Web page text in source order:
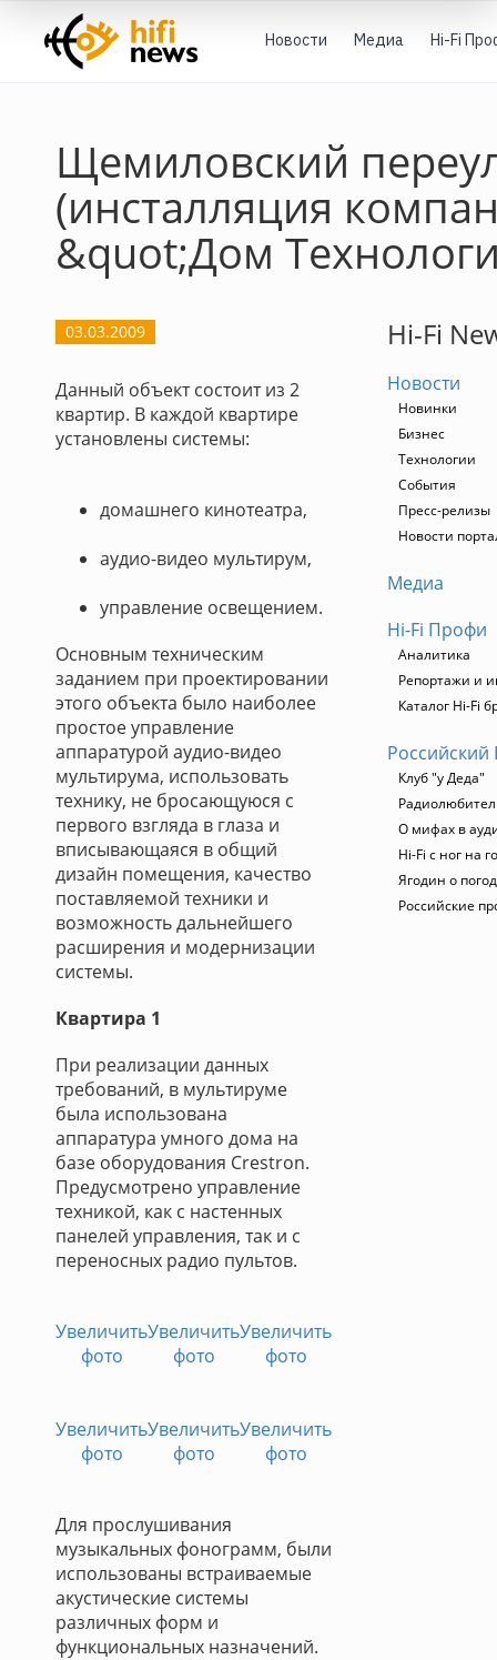
Новости Медиа Hi-Fi
Щемиловский
(инсталляция
&quot;Дом
03.03.2009
Данный объект состоит из 2
квартир. В каждой квартире
установлены системы:
домашнего кинотеатра,
аудио-видео мультирум,
управление освещением.
Основным техническим
заданием при проектировании
этого объекта было наиболее
простое управление
аппаратурой аудио-видео
мультирума, использовать
технику, не бросающуюся с
первого взгляда в глаза и
вписывающаяся в общий
дизайн помещения, качество
поставляемой техники и
возможность дальнейшего
расширения и модернизации
системы.
Квартира 1
При реализации данных
требований, в мультируме
была использована
аппаратура умного дома на
базе оборудования Crestron.
Предусмотрено управление
техникой, как с настенных
панелей управления, так и с
переносных радио пультов.
Увеличить
фото
Увеличить
фото
Увеличить
фото
Увеличить
фото
Увеличить
фото
Увеличить
фото
Для прослушивания
музыкальных фонограмм, были
использованы встраиваемые
акустические системы
различных форм и
функциональных назначений.
Hi-Fi
Новости
Новинки
Бизнес
Технологии
События
Пресс-релизы
Новости
Медиа
Hi-Fi Профи
Аналитика
Репортажи и
Каталог Hi-Fi
Российский
Клуб "у Деда"
О мифах в
Hi-Fi с ног на
Ягодин о
Российские